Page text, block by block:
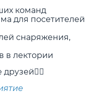
команд
для посетителей
снаряжения,
в лектории